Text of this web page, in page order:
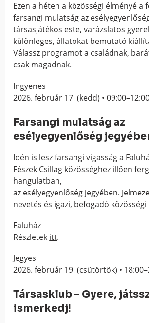
Ezen a héten a közösségi élményé a
farsangi mulatság az
társasjátékos este, varázslatos
különleges, állatokat bemutató
Válassz programot a családnak,
csak magadnak.
Ingyenes
2026. február 17. (kedd) • 09:00–12:00
Farsangi mulatság az
esélyegyenlőség
Idén is lesz farsangi vigasság a
Fészek Csillag közösséghez illően
hangulatban,
az esélyegyenlőség jegyében.
nevetés és igazi, befogadó
Faluház
Részletek itt.
Jegyes
2026. február 19. (csütörtök) •
Társasklub – Gyere,
ismerkedj!